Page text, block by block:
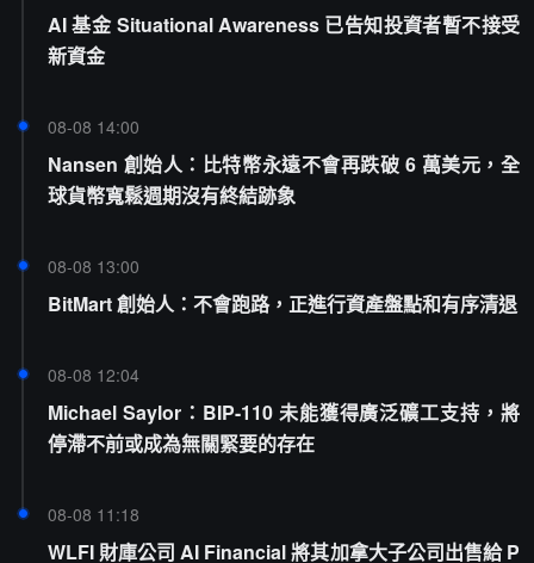
AI 基金 Situational Awareness 已告知投資者暫不接受
新資金
08-08 14:00
Nansen 創始人：比特幣永遠不會再跌破 6 萬美元，全
球貨幣寬鬆週期沒有終結跡象
08-08 13:00
BitMart 創始人：不會跑路，正進行資產盤點和有序清退
08-08 12:04
Michael Saylor：BIP-110 未能獲得廣泛礦工支持，將
停滯不前或成為無關緊要的存在
08-08 11:18
WLFI 財庫公司 AI Financial 將其加拿大子公司出售給 P